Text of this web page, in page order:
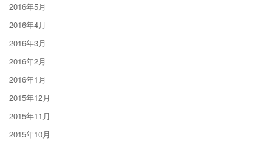
2016年5月
2016年4月
2016年3月
2016年2月
2016年1月
2015年12月
2015年11月
2015年10月